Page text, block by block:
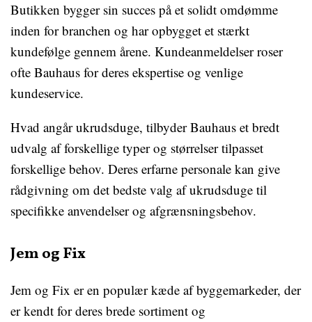
Butikken bygger sin succes på et solidt omdømme
inden for branchen og har opbygget et stærkt
kundefølge gennem årene. Kundeanmeldelser roser
ofte Bauhaus for deres ekspertise og venlige
kundeservice.
Hvad angår ukrudsduge, tilbyder Bauhaus et bredt
udvalg af forskellige typer og størrelser tilpasset
forskellige behov. Deres erfarne personale kan give
rådgivning om det bedste valg af ukrudsduge til
specifikke anvendelser og afgrænsningsbehov.
Jem og Fix
Jem og Fix er en populær kæde af byggemarkeder, der
er kendt for deres brede sortiment og